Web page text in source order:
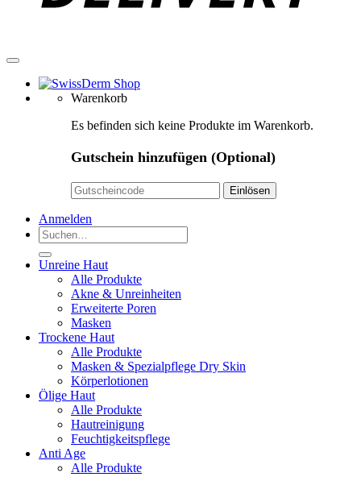
Warenkorb
Es befinden sich keine Produkte im Warenkorb.
Gutschein hinzufügen (Optional)
Anmelden
Suchen
nach:
Unreine Haut
Alle Produkte
Akne & Unreinheiten
Erweiterte Poren
Masken
Trockene Haut
Alle Produkte
Masken & Spezialpflege Dry Skin
Körperlotionen
Ölige Haut
Alle Produkte
Hautreinigung
Feuchtigkeitspflege
Anti Age
Alle Produkte